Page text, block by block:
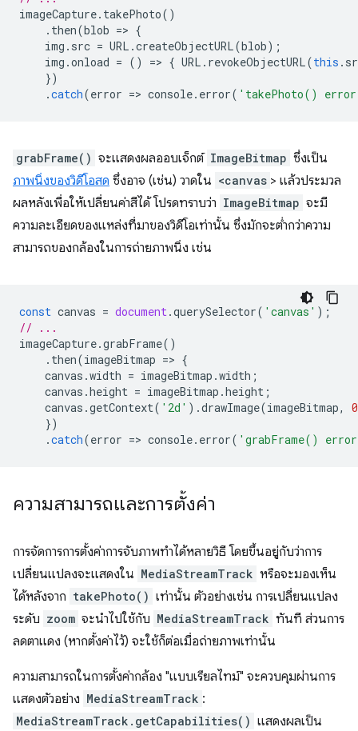
imageCapture. takePhoto()
. then(blob => {
img . src = URL .createObjectURL(blob);
img .onload = () => { URL . revokeObjectURL(this .
})
.catch(error => console. error( 'takePhoto()
grabFrame() จะแสดงผลออบเจ็กต์ ImageBitmap ซึ่งเป็น
ภาพนิ่งของวิดีโอสด ซึ่งอาจ (เช่น) วาดใน <canvas > แล้วประมวล
ผลหลังเพื่อให้เปลี่ยนค่าสีได้ โปรดทราบว่า ImageBitmap จะมี
ความละเอียดของแหล่งที่มาของวิดีโอเท่านั้น ซึ่งมักจะต่ำกว่าความ
สามารถของกล้องในการถ่ายภาพนิ่ง เช่น
const canvas = document.querySelector( 'canvas' );
// ...
imageCapture.grabFrame()
. then(imageBitmap => {
canvas .width = imageBitmap .width ;
canvas .height = imageBitmap .height ;
canvas .getContext( '2d' ).drawImage(imageBitmap,
0
})
.catch(error => console. error( 'grabFrame()
ความสามารถและการตั้งค่า
การจัดการการตั้งค่าการจับภาพทำได้หลายวิธี โดยขึ้นอยู่กับว่าการ
เปลี่ยนแปลงจะแสดงใน MediaStreamTrack หรือจะมองเห็น
ได้หลังจาก takePhoto() เท่านั้น ตัวอย่างเช่น การเปลี่ยนแปลง
ระดับ zoom จะนำไปใช้กับ MediaStreamTrack ทันที ส่วนการ
ลดตาแดง (หากตั้งค่าไว้) จะใช้ก็ต่อเมื่อถ่ายภาพเท่านั้น
ความสามารถในการตั้งค่ากล้อง "แบบเรียลไทม์" จะควบคุมผ่านการ
แสดงตัวอย่าง MediaStreamTrack :
MediaStreamTrack.getCapabilities() แสดงผลเป็น